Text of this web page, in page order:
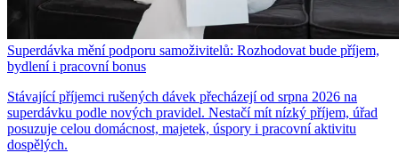
Superdávka mění podporu samoživitelů: Rozhodovat bude příjem,
bydlení i pracovní bonus
Stávající příjemci rušených dávek přecházejí od srpna 2026 na
superdávku podle nových pravidel. Nestačí mít nízký příjem, úřad
posuzuje celou domácnost, majetek, úspory i pracovní aktivitu
dospělých.